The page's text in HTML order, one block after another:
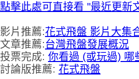
點擊此處可直接看 "最近更新
影片推薦:花式飛盤 影片大集
文章推薦:台灣飛盤發展概況
投票完成: 你看過 (或玩過) 哪
討論版推薦: 花式飛盤